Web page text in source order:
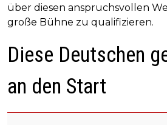
über diesen anspruchsvollen
große Bühne zu qualifizieren.
Diese Deutschen
an den Start